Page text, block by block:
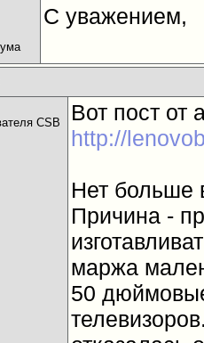
С уважением,
Вот пост от
http://
Нет больше
Причина -
маржа
50